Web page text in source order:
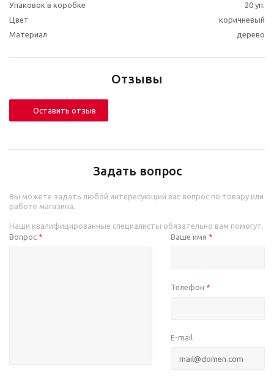
Упаковок в коробке
20 уп.
Цвет
коричневый
Материал
дерево
Отзывы
Оставить отзыв
Задать вопрос
Вы можете задать любой интересующий вас вопрос по товару или
работе магазина.
Наши квалифицированные специалисты обязательно вам помогут.
Вопрос * Ваше имя *
Телефон *
E-mail